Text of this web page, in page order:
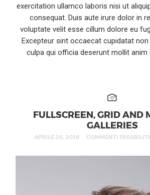
exercitation ullamco laboris nisi ut
consequat. Duis aute irure dolor in
voluptate velit esse cillum dolore eu
Excepteur sint occaecat cupidatat
culpa qui officia deserunt mollit anim
FULLSCREEN, GRID AND
GALLERIES
APRILE 26, 2018 COMMENTI